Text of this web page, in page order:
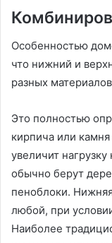
Особенностью
что нижний и
разных
Это полностью
кирпича или
увеличит
обычно берут
пеноблоки.
любой, при
Наиболее